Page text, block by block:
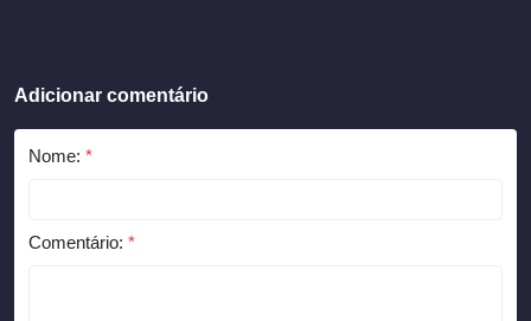
Adicionar comentário
Nome: *
Comentário: *